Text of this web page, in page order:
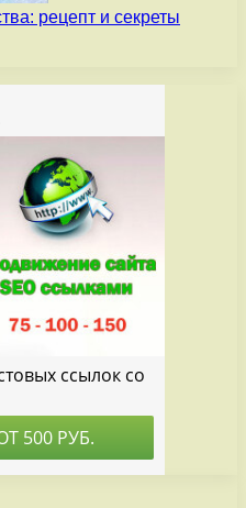
рецепт и секреты